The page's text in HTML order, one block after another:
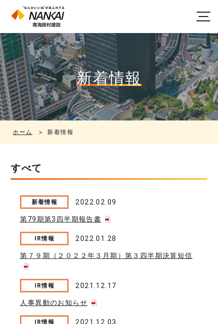
新着情報
ホーム 新着情報
すべて
新着情報 2022.02.09
第79期第3四半期報告書
IR情報 2022.01.28
第７９期（２０２２年３月期）第３四半期決算短信
IR情報 2021.12.17
人事異動のお知らせ
IR情報 2021.12.03